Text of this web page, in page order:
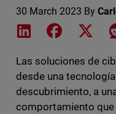
30 March 2023 By
Share on LinkedIn
Share on
Las soluciones de
desde una
descubrimiento, a
comportamiento